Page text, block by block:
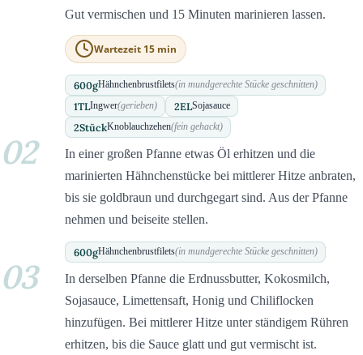
Gut vermischen und 15 Minuten marinieren lassen.
Wartezeit 15 min
600gHähnchenbrustfilets(in mundgerechte Stücke geschnitten)
1TLIngwer(gerieben) 2ELSojasauce
2StückKnoblauchzehen(fein gehackt)
02
In einer großen Pfanne etwas Öl erhitzen und die
marinierten Hähnchenstücke bei mittlerer Hitze anbraten,
bis sie goldbraun und durchgegart sind. Aus der Pfanne
nehmen und beiseite stellen.
600gHähnchenbrustfilets(in mundgerechte Stücke geschnitten)
03
In derselben Pfanne die Erdnussbutter, Kokosmilch,
Sojasauce, Limettensaft, Honig und Chiliflocken
hinzufügen. Bei mittlerer Hitze unter ständigem Rühren
erhitzen, bis die Sauce glatt und gut vermischt ist.